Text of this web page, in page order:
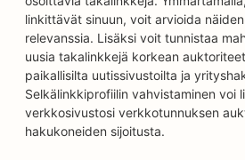
linkittävät sinuun, voit arvioida
relevanssia. Lisäksi voit tunnistaa
uusia takalinkkejä korkean
paikallisilta uutissivustoilta ja
Selkälinkkiprofiilin vahvistaminen voi
verkkosivustosi verkkotunnuksen
hakukoneiden sijoitusta.